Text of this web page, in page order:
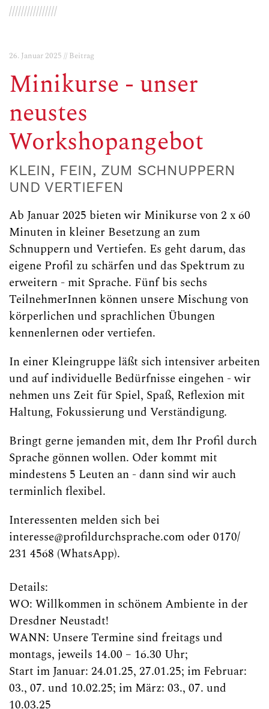
////////////////
26. Januar 2025 // Beitrag
Minikurse - unser
neustes
Workshopangebot
KLEIN, FEIN, ZUM SCHNUPPERN
UND VERTIEFEN
Ab Januar 2025 bieten wir Minikurse von 2 x 60
Minuten in kleiner Besetzung an zum
Schnuppern und Vertiefen. Es geht darum, das
eigene Profil zu schärfen und das Spektrum zu
erweitern - mit Sprache. Fünf bis sechs
TeilnehmerInnen können unsere Mischung von
körperlichen und sprachlichen Übungen
kennenlernen oder vertiefen.
In einer Kleingruppe läßt sich intensiver arbeiten
und auf individuelle Bedürfnisse eingehen - wir
nehmen uns Zeit für Spiel, Spaß, Reflexion mit
Haltung, Fokussierung und Verständigung.
Bringt gerne jemanden mit, dem Ihr Profil durch
Sprache gönnen wollen. Oder kommt mit
mindestens 5 Leuten an - dann sind wir auch
terminlich flexibel.
Interessenten melden sich bei
interesse@profildurchsprache.com oder 0170/
231 4568 (WhatsApp).
Details:
WO: Willkommen in schönem Ambiente in der
Dresdner Neustadt!
WANN: Unsere Termine sind freitags und
montags, jeweils 14.00 – 16.30 Uhr;
Start im Januar: 24.01.25, 27.01.25; im Februar:
03., 07. und 10.02.25; im März: 03., 07. und
10.03.25